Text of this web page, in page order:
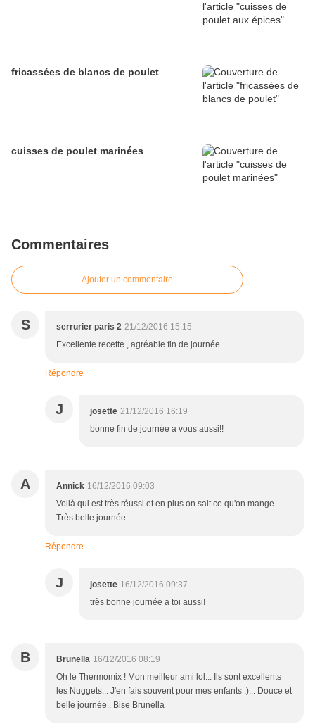
fricassées de blancs de poulet
cuisses de poulet marinées
Commentaires
Ajouter un commentaire
S serrurier paris 2 21/12/2016 15:15
Excellente recette , agréable fin de journée
Répondre
J josette 21/12/2016 16:19
bonne fin de journée a vous aussi!!
A Annick 16/12/2016 09:03
Voilà qui est très réussi et en plus on sait ce qu'on mange.
Très belle journée.
Répondre
J josette 16/12/2016 09:37
très bonne journée a toi aussi!
B Brunella 16/12/2016 08:19
Oh le Thermomix ! Mon meilleur ami lol... Ils sont excellents
les Nuggets... J'en fais souvent pour mes enfants :)... Douce et
belle journée.. Bise Brunella